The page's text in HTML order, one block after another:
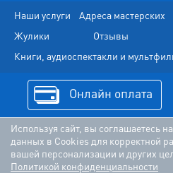
Наши услуги Адреса мастерских
Жулики
Отзывы
Книги, аудиоспектакли и
Онлайн оплата
Используя сайт, вы соглашаетесь
данных в Cookies для корректной
вашей персонализации и других
Политикой конфиденциальности